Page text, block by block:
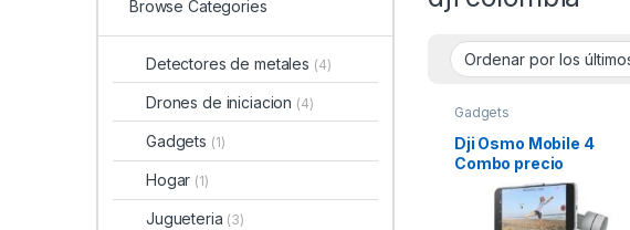
Gadgets
Dji Osmo Mobile 4
Combo precio
Colombia
Características DJI OM
Browse Categories
Detectores de metales (4)
Drones de iniciacion (4)
Gadgets (1)
Hogar (1)
Jugueteria (3)